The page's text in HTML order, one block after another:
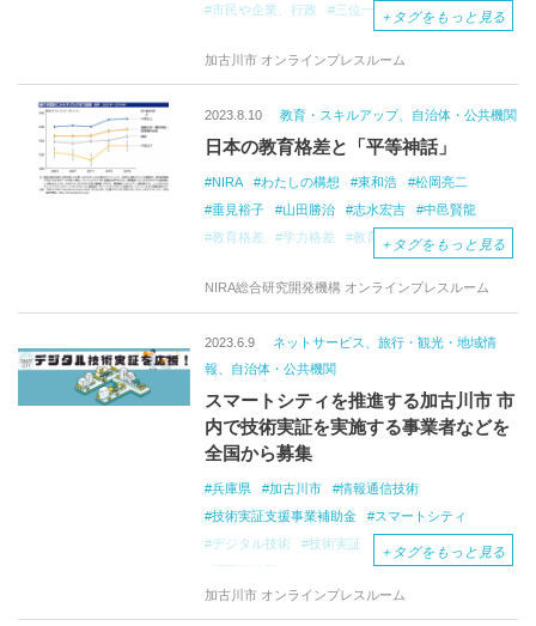
市民や企業、行政
三位一体
かわまちづくり
一級河川加古川
賑わい交流拠点
＋ タグをもっと見る
加古川市 オンラインプレスルーム
2023.8.10 教育・スキルアップ、自治体・公共機関
日本の教育格差と「平等神話」
NIRA わたしの構想 東和浩
松岡亮二
垂見裕子
山田勝治 志水宏吉
中邑賢龍
教育格差
学力格差 教育行政
学校教育
親から子への連鎖
家庭環境
結果の格差
学歴 義務教育
公立学校
低所得世帯
母子世帯
体系的な支援制度
パネル調査
平等神話
大阪府立西成高等学校
反貧困学習
宿題
学び直し
教育の本質
親ガチャ
学力保障 教員の増強
公立学校の安定と質向上
不登校
子どものポテンシャル
非効率な経験
LEARN
学びのプロジェクト「LEARN]
もう1つの教室
＋ タグをもっと見る
NIRA総合研究開発機構 オンラインプレスルーム
2023.6.9
ネットサービス、旅行・観光・地域情
報、自治体・公共機関
スマートシティを推進する加古川市 市
内で技術実証を実施する事業者などを
全国から募集
兵庫県 加古川市
情報通信技術
技術実証支援事業補助金
スマートシティ
デジタル技術
技術実証
法制度
行政データの提供 個人情報保護法
＋ タグをもっと見る
加古川市 オンラインプレスルーム